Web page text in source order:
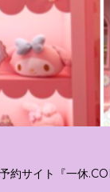
約サイト『一休